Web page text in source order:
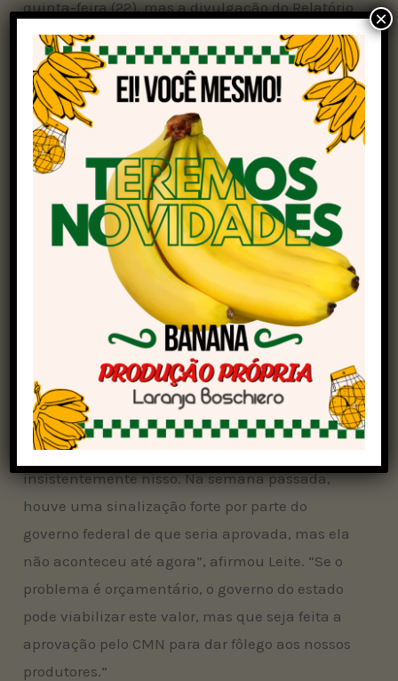
quinta-feira (22), mas a divulgação do Relatório
de Avaliação de Receitas e Despesas Primárias
do 2º bimestre, que impôs um severo ajuste
fiscal, mostrou a dificuldade do governo federal
em viabilizar o orçamento necessário para a
aprovação imediata da proposta.
Por conta desse impasse, Leite anunciou que o
governo estadual está disposto a assumir os
custos do primeiro ano da prorrogação,
estimados em R$ 136 milhões, por meio do
Fundo do Plano Rio Grande (Funrigs) ou outra
fonte compatível. A proposta será formalizada
por meio de convênio com a União.
“A prorrogação do vencimento das dívidas dos
produtores rurais é urgente e crítica para o Rio
Grande do Sul. Temos trabalhado
insistentemente nisso. Na semana passada,
houve uma sinalização forte por parte do
governo federal de que seria aprovada, mas ela
não aconteceu até agora”, afirmou Leite. “Se o
problema é orçamentário, o governo do estado
pode viabilizar este valor, mas que seja feita a
aprovação pelo CMN para dar fôlego aos nossos
produtores.”
×